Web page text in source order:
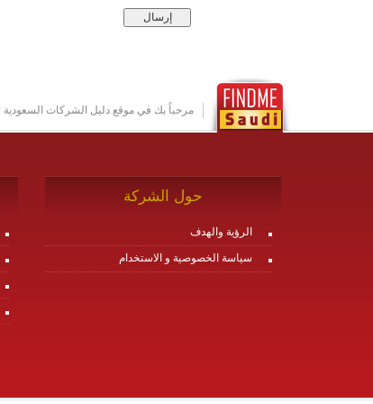
مرحباً بك في موقع دليل الشركات السعودية
حول الشركة
الرؤية والهدف
سياسة الخصوصية و الاستخدام